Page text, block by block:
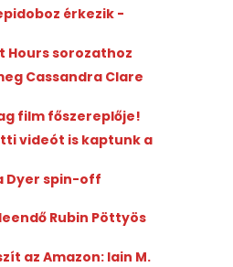
érkezik -
Hours sorozathoz
Cassandra Clare
film főszereplője!
videót is kaptunk a
Dyer spin-off
Rubin Pöttyös
az Amazon: Iain M.